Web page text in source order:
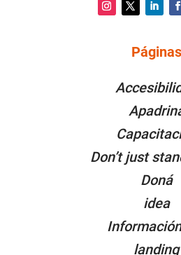
Páginas
Don’t just
Doná
idea
landing